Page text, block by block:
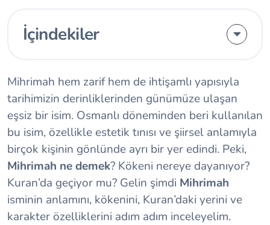
İçindekiler
Mihrimah hem zarif hem de ihtişamlı yapısıyla
tarihimizin derinliklerinden günümüze ulaşan
eşsiz bir isim. Osmanlı döneminden beri kullanılan
bu isim, özellikle estetik tınısı ve şiirsel anlamıyla
birçok kişinin gönlünde ayrı bir yer edindi. Peki,
Mihrimah ne demek? Kökeni nereye dayanıyor?
Kuran’da geçiyor mu? Gelin şimdi Mihrimah
isminin anlamını, kökenini, Kuran’daki yerini ve
karakter özelliklerini adım adım inceleyelim.